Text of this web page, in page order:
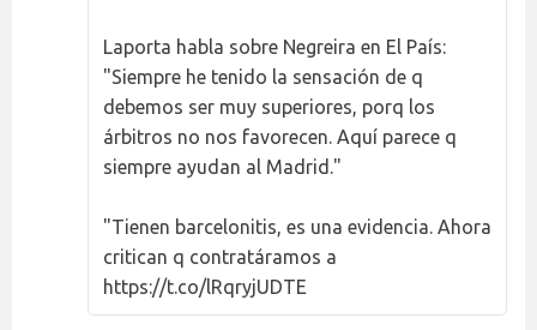
Laporta habla sobre Negreira en El País:
"Siempre he tenido la sensación de q
debemos ser muy superiores, porq los
árbitros no nos favorecen. Aquí parece q
siempre ayudan al Madrid."
"Tienen barcelonitis, es una evidencia. Ahora
critican q contratáramos a
https://t.co/lRqryjUDTE